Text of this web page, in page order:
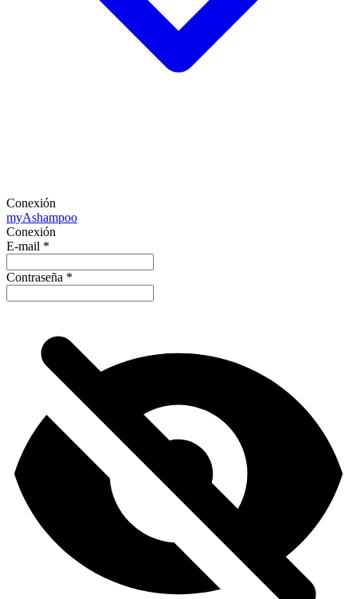
Conexión
myAshampoo
Conexión
E-mail *
Contraseña *